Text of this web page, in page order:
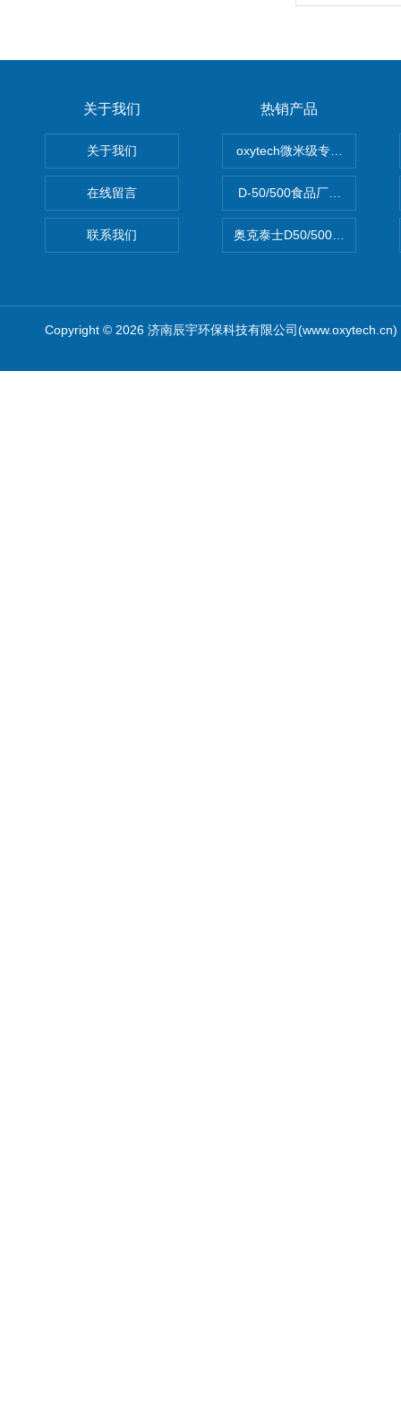
关于我们
关于我们
在线留言
联系我们
热销产品
oxytech微米级专业消毒
D-50/500食品厂车间高效杀
奥克泰士D50/500矿泉水消毒
Copyright © 2026 济南辰宇环保科技有限公司(www.oxytech.cn)